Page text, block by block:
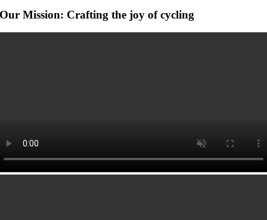
Our Mission: Crafting the joy of cycling